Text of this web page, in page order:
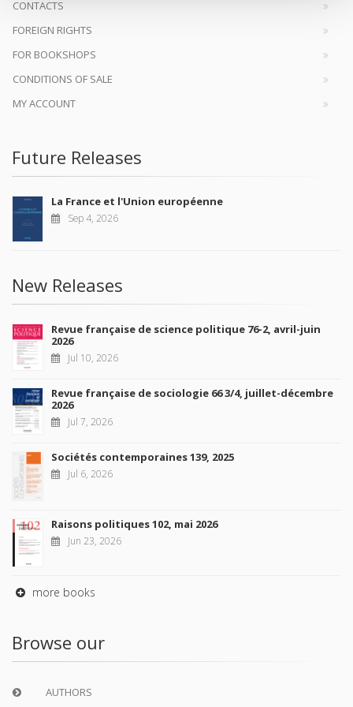
CONTACTS
FOREIGN RIGHTS
FOR BOOKSHOPS
CONDITIONS OF SALE
MY ACCOUNT
Future Releases
La France et l'Union européenne
Sep 4, 2026
New Releases
Revue française de science politique 76-2, avril-juin
2026
Jul 10, 2026
Revue française de sociologie 66 3/4, juillet-décembre
2026
Jul 7, 2026
Sociétés contemporaines 139, 2025
Jul 6, 2026
Raisons politiques 102, mai 2026
Jun 23, 2026
more books
Browse our
AUTHORS